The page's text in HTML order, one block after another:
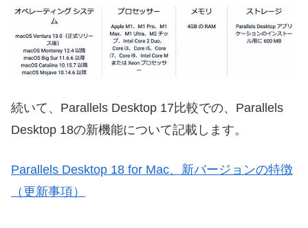
続いて、Parallels Desktop 17比較での、Parallels
Desktop 18の新機能について記載します。
Parallels Desktop 18 for Mac、新バージョンの特徴
（更新事項）